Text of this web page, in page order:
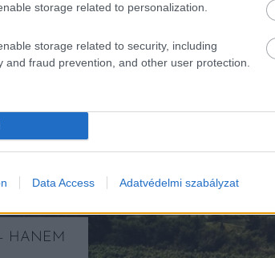
storage related to personalization.
storage related to security, including
and fraud prevention, and other user protection.
Data Access Adatvédelmi szabályzat
HANEM